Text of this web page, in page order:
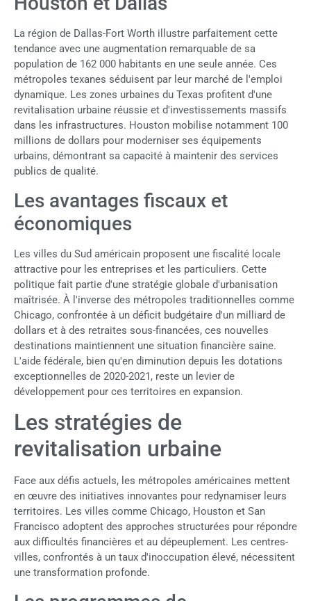
La région de Dallas-Fort Worth illustre parfaitement cette
tendance avec une augmentation remarquable de sa
population de 162 000 habitants en une seule année. Ces
métropoles texanes séduisent par leur marché de l'emploi
dynamique. Les zones urbaines du Texas profitent d'une
revitalisation urbaine réussie et d'investissements massifs
dans les infrastructures. Houston mobilise notamment 100
millions de dollars pour moderniser ses équipements
urbains, démontrant sa capacité à maintenir des services
publics de qualité.
Les avantages fiscaux et
économiques
Les villes du Sud américain proposent une fiscalité locale
attractive pour les entreprises et les particuliers. Cette
politique fait partie d'une stratégie globale d'urbanisation
maîtrisée. À l'inverse des métropoles traditionnelles comme
Chicago, confrontée à un déficit budgétaire d'un milliard de
dollars et à des retraites sous-financées, ces nouvelles
destinations maintiennent une situation financière saine.
L'aide fédérale, bien qu'en diminution depuis les dotations
exceptionnelles de 2020-2021, reste un levier de
développement pour ces territoires en expansion.
Les stratégies de
revitalisation urbaine
Face aux défis actuels, les métropoles américaines mettent
en œuvre des initiatives innovantes pour redynamiser leurs
territoires. Les villes comme Chicago, Houston et San
Francisco adoptent des approches structurées pour répondre
aux difficultés financières et au dépeuplement. Les centres-
villes, confrontés à un taux d'inoccupation élevé, nécessitent
une transformation profonde.